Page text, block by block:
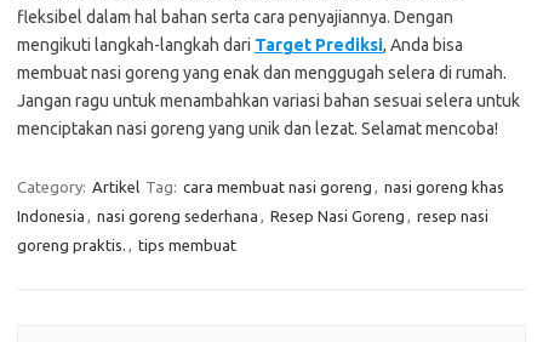
fleksibel dalam hal bahan serta cara penyajiannya. Dengan
mengikuti langkah-langkah dari Target Prediksi, Anda bisa
membuat nasi goreng yang enak dan menggugah selera di rumah.
Jangan ragu untuk menambahkan variasi bahan sesuai selera untuk
menciptakan nasi goreng yang unik dan lezat. Selamat mencoba!
Category: Artikel Tag: cara membuat nasi goreng , nasi goreng khas
Indonesia , nasi goreng sederhana , Resep Nasi Goreng , resep nasi
goreng praktis. , tips membuat